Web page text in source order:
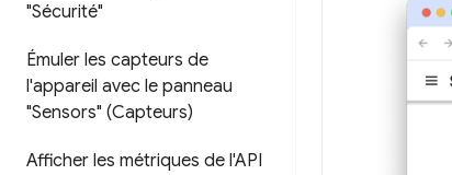
"Sécurité"
Émuler les capteurs de
l'appareil avec le panneau
"Sensors" (Capteurs)
Afficher les métriques de l'API